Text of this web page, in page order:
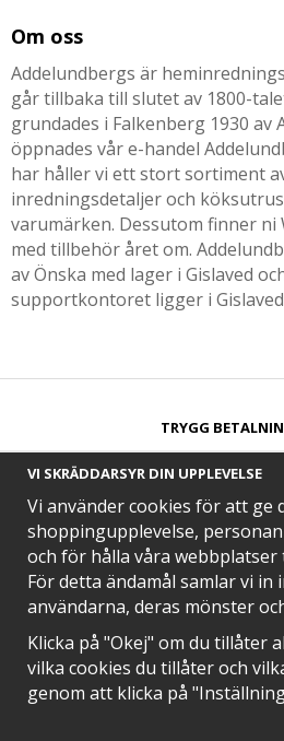
Om oss
Addelundbergs är
går tillbaka till slutet av 1800-
grundades i Falkenberg 1930 av
öppnades vår e-handel
har håller vi ett stort sortiment
inredningsdetaljer och
varumärken. Dessutom finner
med tillbehör året om.
av Önska med lager i Gislaved
supportkontoret ligger i
TRYGG
SNABB
EN DEL AV
VI SKRÄDDARSYR DIN UPPLEVELSE
Vi använder cookies för att ge
shoppingupplevelse,
och för hålla våra
För detta ändamål samlar vi
användarna, deras mönster
Klicka på "Okej" om du tillåter
vilka cookies du tillåter och
genom att klicka på